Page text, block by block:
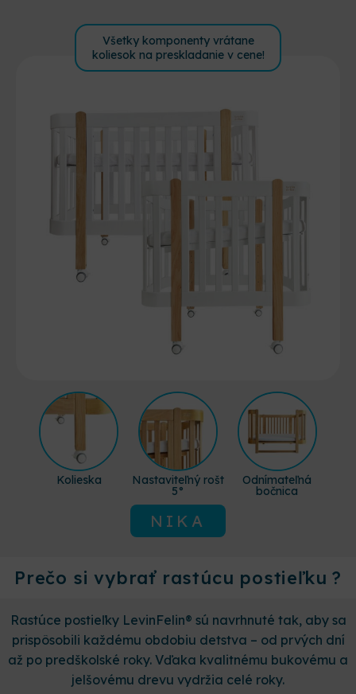
Všetky komponenty vrátane
koliesok na preskladanie v cene!
Kolieska Nastaviteľný rošt
5°
Odnímateľná
bočnica
NIKA
Prečo si vybrať rastúcu postieľku ?
Rastúce postieľky LevinFelin® sú navrhnuté tak, aby sa
prispôsobili každému obdobiu detstva – od prvých dní
až po predškolské roky. Vďaka kvalitnému bukovému a
jelšovému drevu vydržia celé roky.